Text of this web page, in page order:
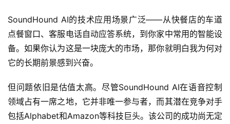
美
股
开
户
南
美
SoundHound AI的技术应用场景广泛——从快餐店的车道
点餐窗口、客服电话自动应答系统，到你家中常用的智能设
备。如果你认为这是一块庞大的市场，那你就明白我为何对
它的长期前景感到兴奋。
但问题依旧是估值太高。尽管SoundHound AI在语音控制
领域占有一席之地，它并非唯一参与者，而其潜在竞争对手
包括Alphabet和Amazon等科技巨头。该公司的成功尚无定